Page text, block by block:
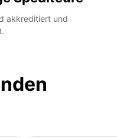
akkreditiert und